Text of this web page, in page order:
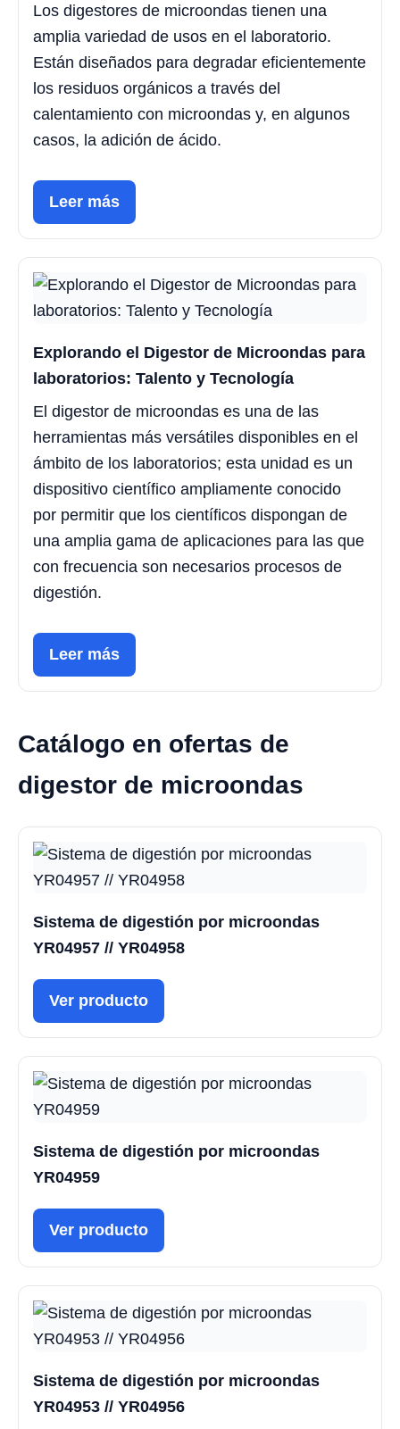
Los digestores de microondas tienen una
amplia variedad de usos en el laboratorio.
Están diseñados para degradar eficientemente
los residuos orgánicos a través del
calentamiento con microondas y, en algunos
casos, la adición de ácido.
Leer más
Explorando el Digestor de Microondas para
laboratorios: Talento y Tecnología
El digestor de microondas es una de las
herramientas más versátiles disponibles en el
ámbito de los laboratorios; esta unidad es un
dispositivo científico ampliamente conocido
por permitir que los científicos dispongan de
una amplia gama de aplicaciones para las que
con frecuencia son necesarios procesos de
digestión.
Leer más
Catálogo en ofertas de
digestor de microondas
Sistema de digestión por microondas
YR04957 // YR04958
Ver producto
Sistema de digestión por microondas
YR04959
Ver producto
Sistema de digestión por microondas
YR04953 // YR04956